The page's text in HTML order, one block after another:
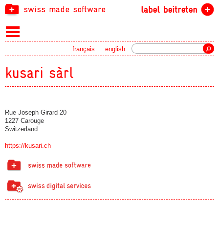
swiss made software label beitreten
english
français
kusari sàrl
Rue Joseph Girard 20
1227 Carouge
Switzerland
https://kusari.ch